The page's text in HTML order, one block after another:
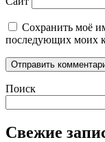
Сохранить моё
последующих моих
Поиск
Свежие